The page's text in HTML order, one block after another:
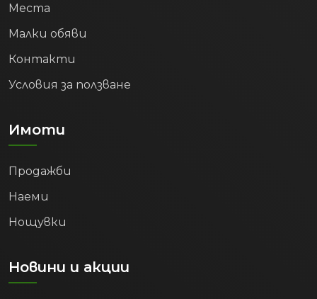
Места
Малки обяви
Контакти
Условия за ползване
Имоти
Продажби
Наеми
Нощувки
Новини и акции